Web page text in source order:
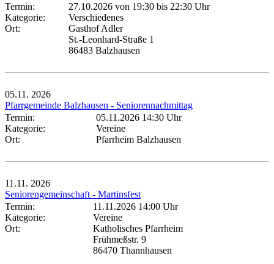
Termin:
27.10.2026 von 19:30 bis 22:30 Uhr
Kategorie:
Verschiedenes
Ort:
Gasthof Adler
St.-Leonhard-Straße 1
86483 Balzhausen
05.11. 2026
Pfarrgemeinde Balzhausen - Seniorennachmittag
Termin:
05.11.2026 14:30 Uhr
Kategorie:
Vereine
Ort:
Pfarrheim Balzhausen
11.11. 2026
Seniorengemeinschaft - Martinsfest
Termin:
11.11.2026 14:00 Uhr
Kategorie:
Vereine
Ort:
Katholisches Pfarrheim
Frühmeßstr. 9
86470 Thannhausen